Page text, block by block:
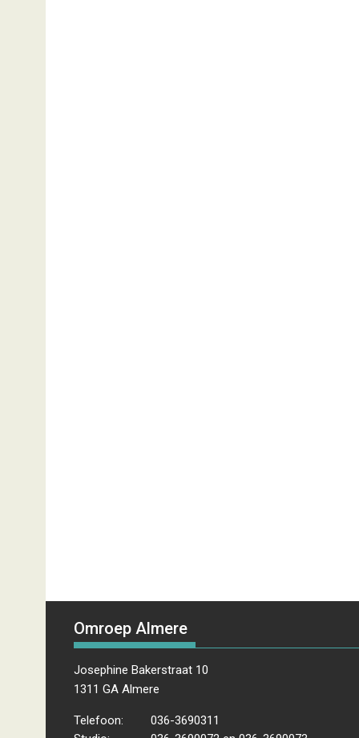
Omroep Almere
Josephine Bakerstraat 10
1311 GA Almere
Telefoon:
036-3690311